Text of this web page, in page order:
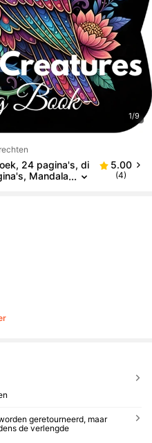
1/9
24 pagina's, di
Mandala
Kleurboek voor
Vrienden. Hel
schrijfwaren en
5.00
(4)
geretourneerd, maar
de verlengde